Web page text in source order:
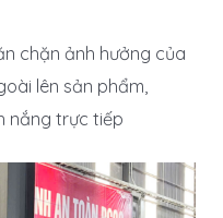
chặn ảnh hưởng của
lên sản phẩm,
nắng trực tiếp